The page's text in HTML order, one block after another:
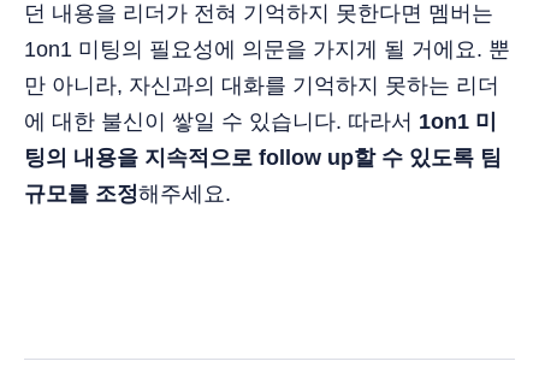
던 내용을 리더가 전혀 기억하지 못한다면 멤버는
1on1 미팅의 필요성에 의문을 가지게 될 거에요. 뿐
만 아니라, 자신과의 대화를 기억하지 못하는 리더
에 대한 불신이 쌓일 수 있습니다. 따라서 1on1 미
팅의 내용을 지속적으로 follow up할 수 있도록 팀
규모를 조정해주세요.